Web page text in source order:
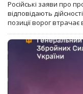
Російські заяви про
відповідають
позиції ворог втрачає